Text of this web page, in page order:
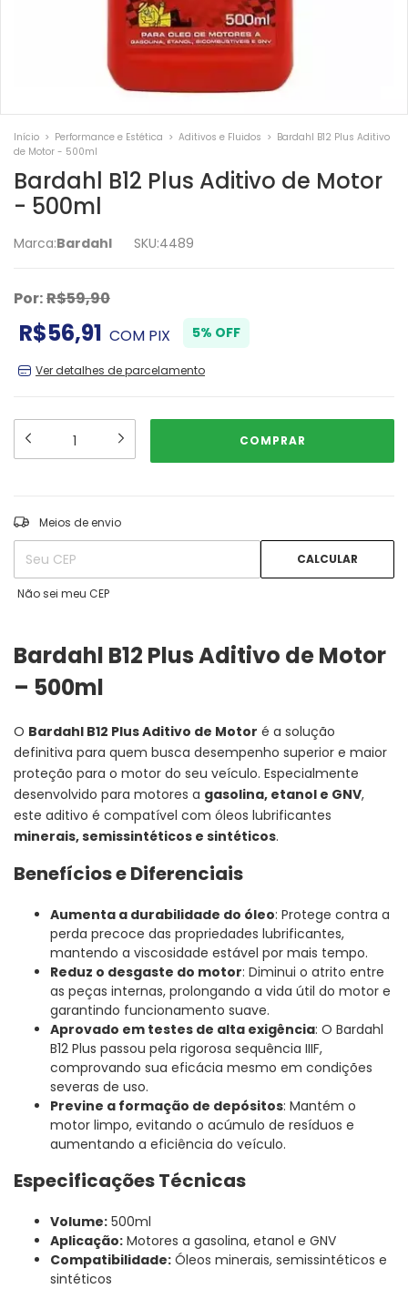
Início > Performance e Estética > Aditivos e Fluidos > Bardahl B12 Plus Aditivo
de Motor - 500ml
Bardahl B12 Plus Aditivo de Motor
- 500ml
Marca:Bardahl SKU:4489
Por:R$59,90
R$56,91 COM PIX 5% OFF
Ver detalhes de parcelamento
Entregas para o CEP:
Meios de envio
CALCULAR
Não sei meu CEP
Bardahl B12 Plus Aditivo de Motor
– 500ml
O Bardahl B12 Plus Aditivo de Motor é a solução
definitiva para quem busca desempenho superior e maior
proteção para o motor do seu veículo. Especialmente
desenvolvido para motores a gasolina, etanol e GNV,
este aditivo é compatível com óleos lubrificantes
minerais, semissintéticos e sintéticos.
Benefícios e Diferenciais
Aumenta a durabilidade do óleo: Protege contra a
perda precoce das propriedades lubrificantes,
mantendo a viscosidade estável por mais tempo.
Reduz o desgaste do motor: Diminui o atrito entre
as peças internas, prolongando a vida útil do motor e
garantindo funcionamento suave.
Aprovado em testes de alta exigência: O Bardahl
B12 Plus passou pela rigorosa sequência IIIF,
comprovando sua eficácia mesmo em condições
severas de uso.
Previne a formação de depósitos: Mantém o
motor limpo, evitando o acúmulo de resíduos e
aumentando a eficiência do veículo.
Especificações Técnicas
Volume: 500ml
Aplicação: Motores a gasolina, etanol e GNV
Compatibilidade: Óleos minerais, semissintéticos e
sintéticos